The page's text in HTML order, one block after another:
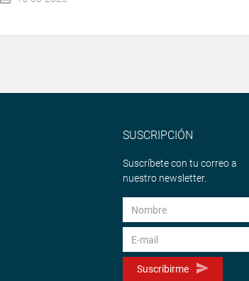
SUSCRIPCIÓN
Suscríbete con tu correo a
nuestro newsletter.
Suscribirme